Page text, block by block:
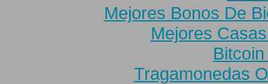
Mejores Bonos De
Mejores
Tragamonedas